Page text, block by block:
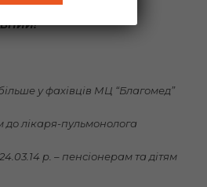
у фахівців МЦ “Благомед”
до лікаря-пульмонолога
р. – пенсіонерам та дітям